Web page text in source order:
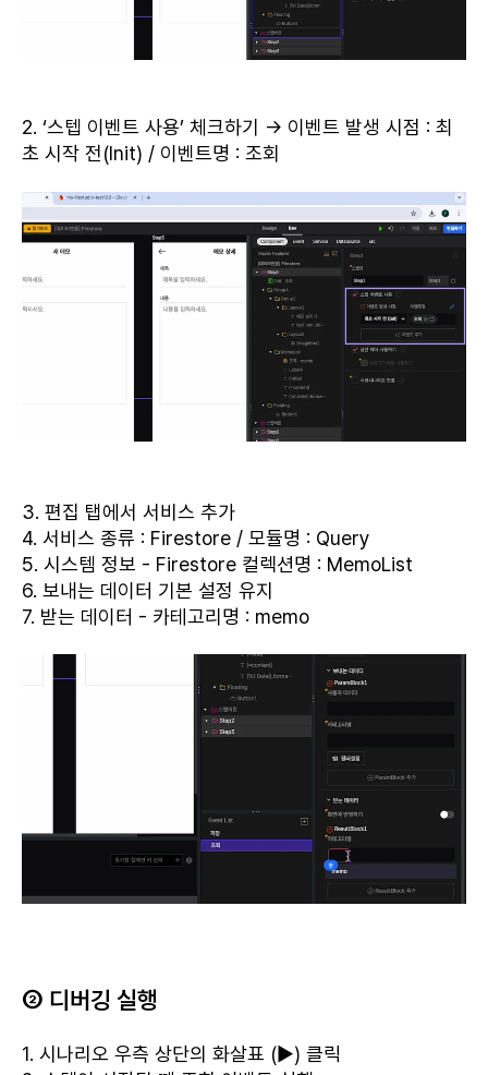
2. ‘스텝 이벤트 사용’ 체크하기 → 이벤트 발생 시점 : 최
초 시작 전(Init) / 이벤트명 : 조회
3. 편집 탭에서 서비스 추가
4. 서비스 종류 : Firestore / 모듈명 : Query
5. 시스템 정보 - Firestore 컬렉션명 : MemoList
6. 보내는 데이터 기본 설정 유지
7. 받는 데이터 - 카테고리명 : memo
② 디버깅 실행
1. 시나리오 우측 상단의 화살표 (▶) 클릭